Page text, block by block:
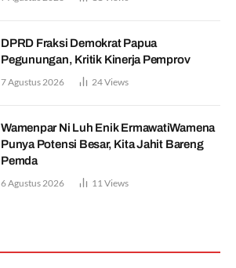
DPRD Fraksi Demokrat Papua
Pegunungan, Kritik Kinerja Pemprov
7 Agustus 2026 24Views
Wamenpar Ni Luh Enik ErmawatiWamena
Punya Potensi Besar, Kita Jahit Bareng
Pemda
6 Agustus 2026 11Views